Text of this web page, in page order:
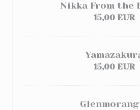
Nikka From the
15,00 EUR
15,00 EUR